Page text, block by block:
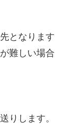
となります
難しい場合
りします。